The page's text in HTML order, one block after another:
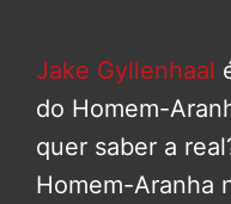
Jake Gyllenhaal
do Homem-
quer saber a
Homem-Aranha